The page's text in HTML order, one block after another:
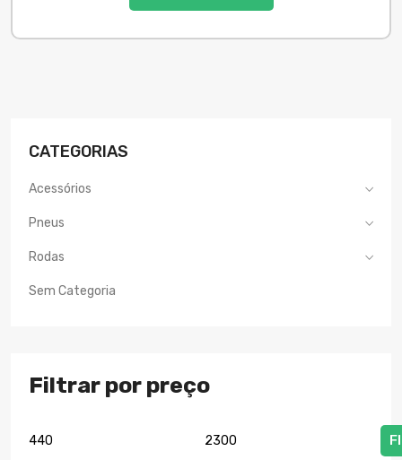
CATEGORIAS
Acessórios
Pneus
Rodas
Sem Categoria
Filtrar por preço
Preço
Preço